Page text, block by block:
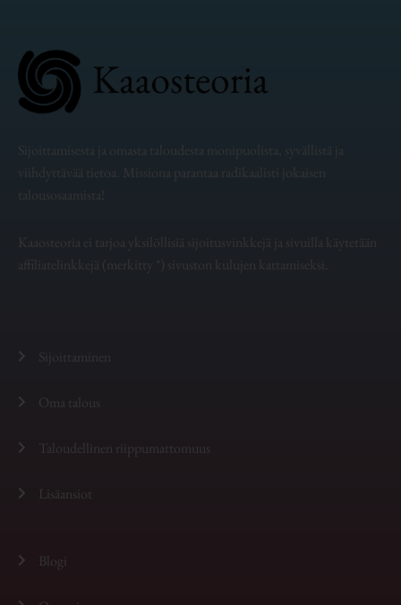
Sijoittamisesta ja omasta taloudesta monipuolista, syvällistä ja
viihdyttävää tietoa. Missiona parantaa radikaalisti jokaisen
talousosaamista!
Kaaosteoria ei tarjoa yksilöllisiä sijoitusvinkkejä ja sivuilla käytetään
affiliatelinkkejä (merkitty *) sivuston kulujen kattamiseksi.
Sijoittaminen
Oma talous
Taloudellinen riippumattomuus
Lisäansiot
Blogi